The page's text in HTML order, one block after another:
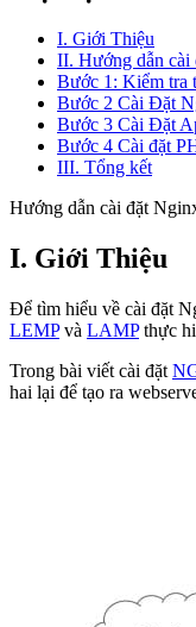
I. Giới Thiệu
II. Hướng dẫn cài
Bước 1: Kiểm tra
Bước 2 Cài Đặt
Bước 3 Cài Đặt
Bước 4 Cài đặt
III. Tổng kết
Hướng dẫn cài đặt
I. Giới Thiệu
Để tìm hiểu về cài đặt
LEMPvà LAMPthực
Trong bài viết cài đặt
hai lại để tạo ra